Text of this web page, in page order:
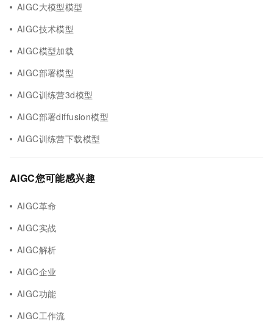
AIGC大模型模型
AIGC技术模型
AIGC模型加载
AIGC部署模型
AIGC训练营3d模型
AIGC部署diffusion模型
AIGC训练营下载模型
AIGC您可能感兴趣
AIGC革命
AIGC实战
AIGC解析
AIGC企业
AIGC功能
AIGC工作流